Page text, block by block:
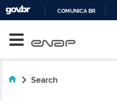
COMUNICA BR
Search